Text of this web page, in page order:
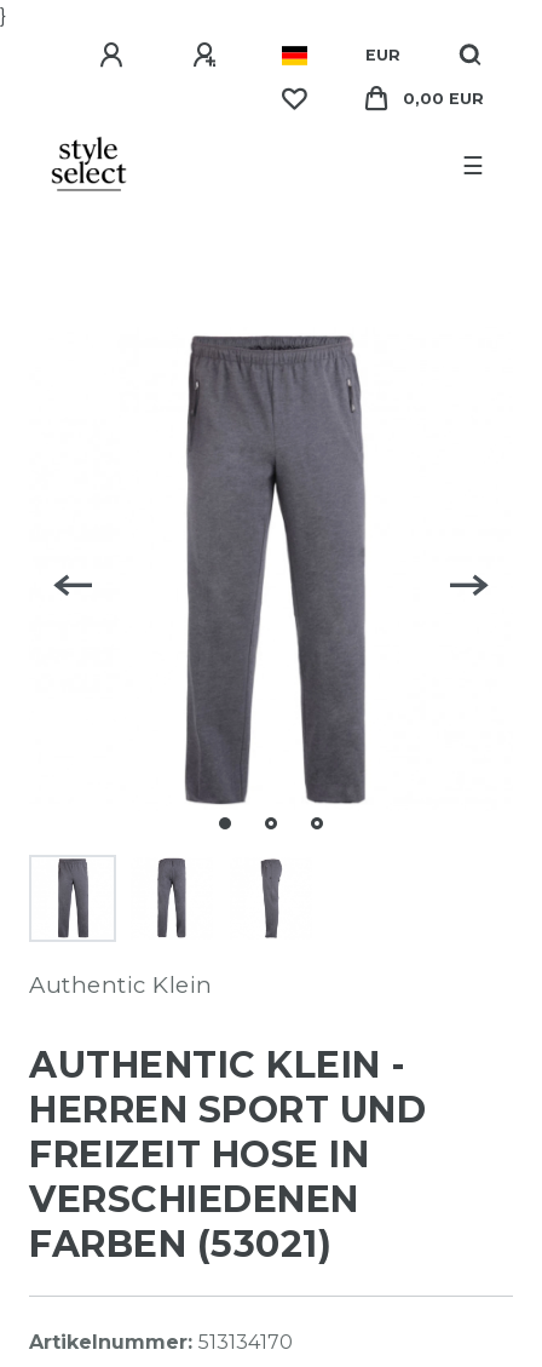
}
EUR
0,00 EUR
☰
Authentic Klein
AUTHENTIC KLEIN -
HERREN SPORT UND
FREIZEIT HOSE IN
VERSCHIEDENEN
FARBEN (53021)
Artikelnummer: 513134170